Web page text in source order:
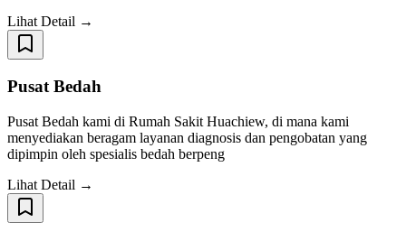
Lihat Detail →
Pusat Bedah
Pusat Bedah kami di Rumah Sakit Huachiew, di mana kami
menyediakan beragam layanan diagnosis dan pengobatan yang
dipimpin oleh spesialis bedah berpeng
Lihat Detail →